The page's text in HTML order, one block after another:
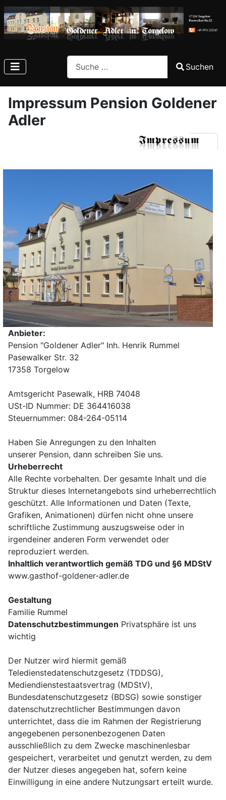
Search
Suchen
Impressum Pension Goldener
Adler
Anbieter:
Pension "Goldener Adler" Inh. Henrik Rummel
Pasewalker Str. 32
17358 Torgelow
Amtsgericht Pasewalk, HRB 74048
USt-ID Nummer: DE 364416038
Steuernummer: 084-264-05114
Haben Sie Anregungen zu den Inhalten
unserer Pension, dann schreiben Sie uns.
Urheberrecht
Alle Rechte vorbehalten. Der gesamte Inhalt und die
Struktur dieses Internetangebots sind urheberrechtlich
geschützt. Alle Informationen und Daten (Texte,
Grafiken, Animationen) dürfen nicht ohne unsere
schriftliche Zustimmung auszugsweise oder in
irgendeiner anderen Form verwendet oder
reproduziert werden.
Inhaltlich verantwortlich gemäß TDG und §6 MDStV
www.gasthof-goldener-adler.de
Gestaltung
Familie Rummel
Datenschutzbestimmungen Privatsphäre ist uns
wichtig
Der Nutzer wird hiermit gemäß
Teledienstedatenschutzgesetz (TDDSG),
Mediendienstestaatsvertrag (MDStV),
Bundesdatenschutzgesetz (BDSG) sowie sonstiger
datenschutzrechtlicher Bestimmungen davon
unterrichtet, dass die im Rahmen der Registrierung
angegebenen personenbezogenen Daten
ausschließlich zu dem Zwecke maschinenlesbar
gespeichert, verarbeitet und genutzt werden, zu dem
der Nutzer dieses angegeben hat, sofern keine
Einwilligung in eine andere Nutzungsart erteilt wurde.